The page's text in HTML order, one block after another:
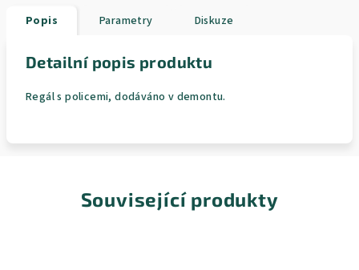
Popis Parametry Diskuze
Detailní popis produktu
Regál s policemi, dodáváno v demontu.
Související produkty